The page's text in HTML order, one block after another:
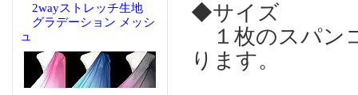
2wayストレッチ生地
グラデーション メッシ
ュ
◆サイズ
１枚のスパン
ります。